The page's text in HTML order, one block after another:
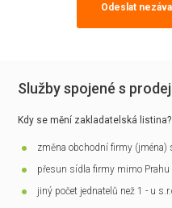
Služby spojené s
Kdy se mění zakladatelská listina?
změna obchodní firmy (jména)
přesun sídla firmy mimo Prahu
jiný počet jednatelů než 1 - u